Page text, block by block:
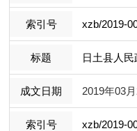
xzb/2019-
日土县人
2019年03
xzb/2019-